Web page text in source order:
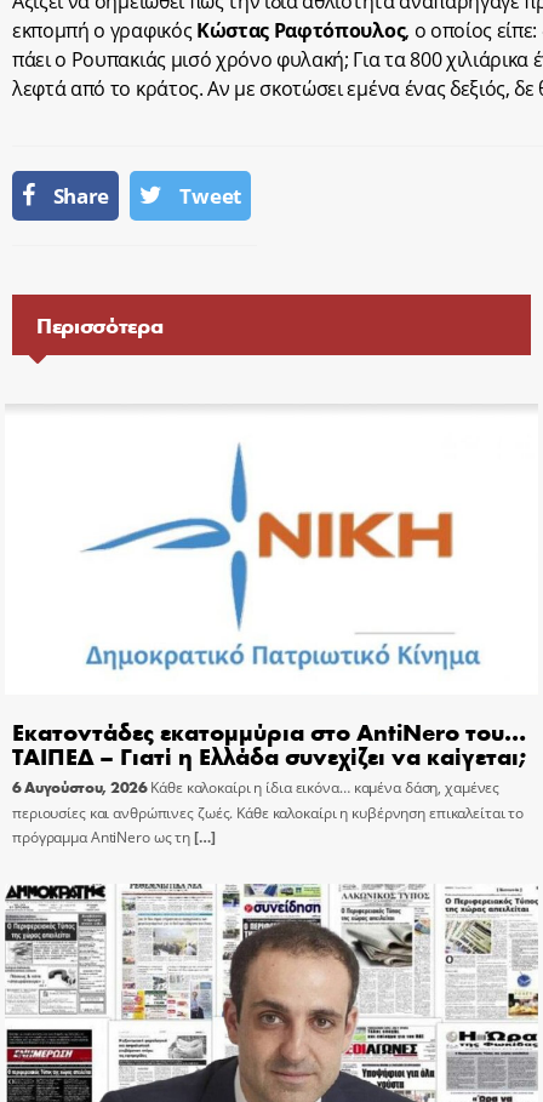
εκπομπή ο γραφικόςΚώστας Ραφτόπουλος, ο οποίος
πάει ο Ρουπακιάς μισό χρόνο φυλακή; Για τα 800
λεφτά από το κράτος. Αν με σκοτώσει εμένα ένας δεξιός,
Share Tweet
Περισσότερα
Εκατοντάδες εκατομμύρια στο AntiNero του…
ΤΑΙΠΕΔ – Γιατί η Ελλάδα συνεχίζει να καίγεται;
6 Αυγούστου, 2026 Κάθε καλοκαίρι η ίδια εικόνα… καμένα δάση, χαμένες
περιουσίες και ανθρώπινες ζωές. Κάθε καλοκαίρι η κυβέρνηση επικαλείται το
πρόγραμμα AntiNero ως τη[…]